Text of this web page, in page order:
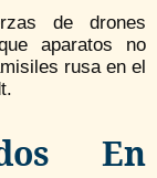
de drones
aparatos no
rusa en el
En